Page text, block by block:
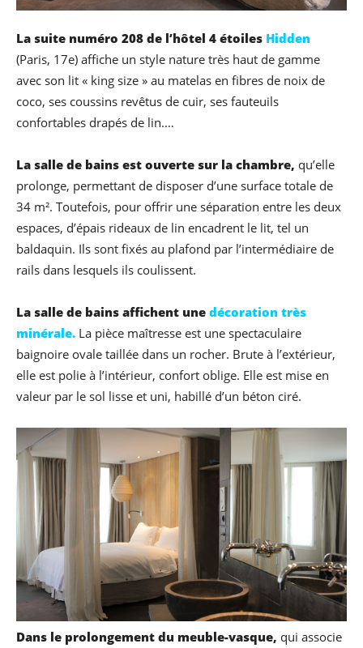
La suite numéro 208 de l’hôtel 4 étoiles Hidden
(Paris, 17e) affiche un style nature très haut de gamme
avec son lit « king size » au matelas en fibres de noix de
coco, ses coussins revêtus de cuir, ses fauteuils
confortables drapés de lin.…
La salle de bains est ouverte sur la chambre, qu’elle
prolonge, permettant de disposer d’une surface totale de
34 m². Toutefois, pour offrir une séparation entre les deux
espaces, d’épais rideaux de lin encadrent le lit, tel un
baldaquin. Ils sont fixés au plafond par l’intermédiaire de
rails dans lesquels ils coulissent.
La salle de bains affichent une décoration très
minérale. La pièce maîtresse est une spectaculaire
baignoire ovale taillée dans un rocher. Brute à l’extérieur,
elle est polie à l’intérieur, confort oblige. Elle est mise en
valeur par le sol lisse et uni, habillé d’un béton ciré.
Dans le prolongement du meuble-vasque, qui associe